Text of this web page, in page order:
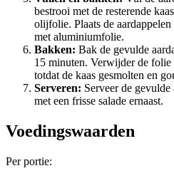
bestrooi met de resterende
olijfolie. Plaats de
met aluminiumfolie.
Bakken: Bak de gevulde
15 minuten. Verwijder de
totdat de kaas gesmolten en
Serveren: Serveer de
met een frisse salade ernaast.
Voedingswaarden
Per portie: